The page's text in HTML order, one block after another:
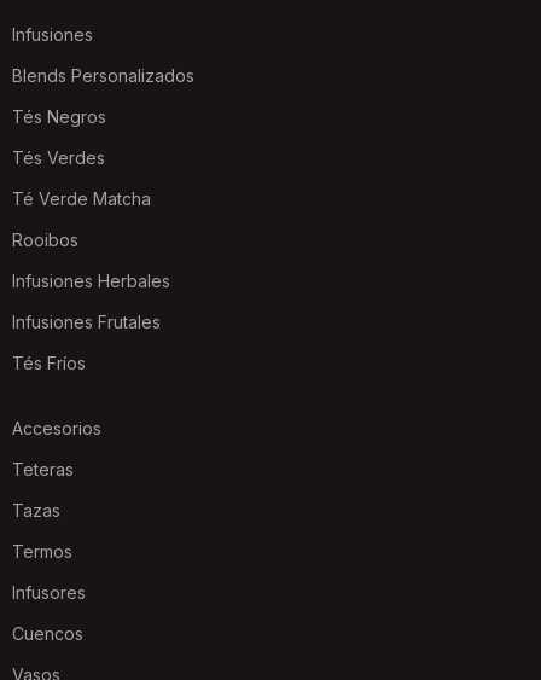
Infusiones
Blends Personalizados
Tés Negros
Tés Verdes
Té Verde Matcha
Rooibos
Infusiones Herbales
Infusiones Frutales
Tés Fríos
Accesorios
Teteras
Tazas
Termos
Infusores
Cuencos
Vasos